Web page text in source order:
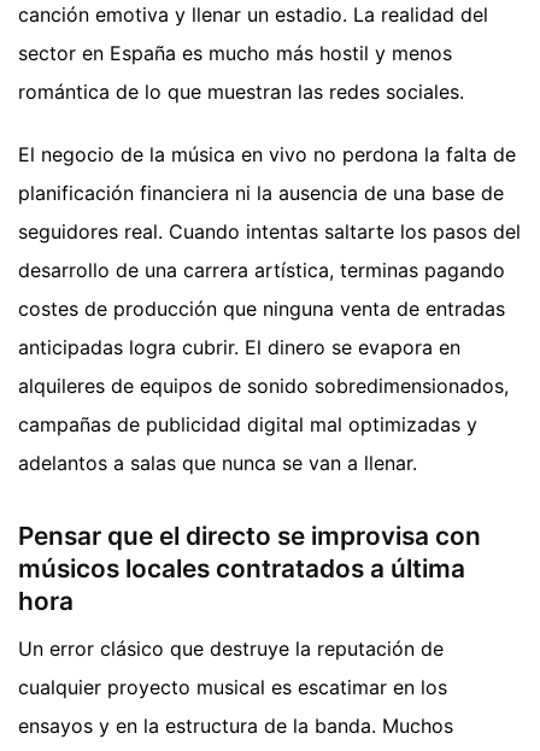
canción emotiva y llenar un estadio. La realidad del
sector en España es mucho más hostil y menos
romántica de lo que muestran las redes sociales.
El negocio de la música en vivo no perdona la falta de
planificación financiera ni la ausencia de una base de
seguidores real. Cuando intentas saltarte los pasos del
desarrollo de una carrera artística, terminas pagando
costes de producción que ninguna venta de entradas
anticipadas logra cubrir. El dinero se evapora en
alquileres de equipos de sonido sobredimensionados,
campañas de publicidad digital mal optimizadas y
adelantos a salas que nunca se van a llenar.
Pensar que el directo se improvisa con
músicos locales contratados a última
hora
Un error clásico que destruye la reputación de
cualquier proyecto musical es escatimar en los
ensayos y en la estructura de la banda. Muchos